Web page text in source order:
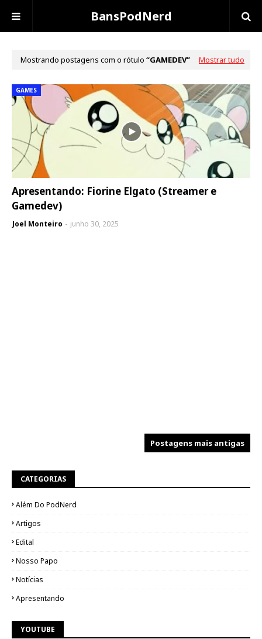
BansPodNerd
Mostrando postagens com o rótulo GAMEDEV Mostrar tudo
GAMES
Apresentando: Fiorine Elgato (Streamer e
Gamedev)
Joel Monteiro junho 30, 2025
Postagens mais antigas
CATEGORIAS
Além Do PodNerd
Artigos
Edital
Nosso Papo
Notícias
Apresentando
YOUTUBE